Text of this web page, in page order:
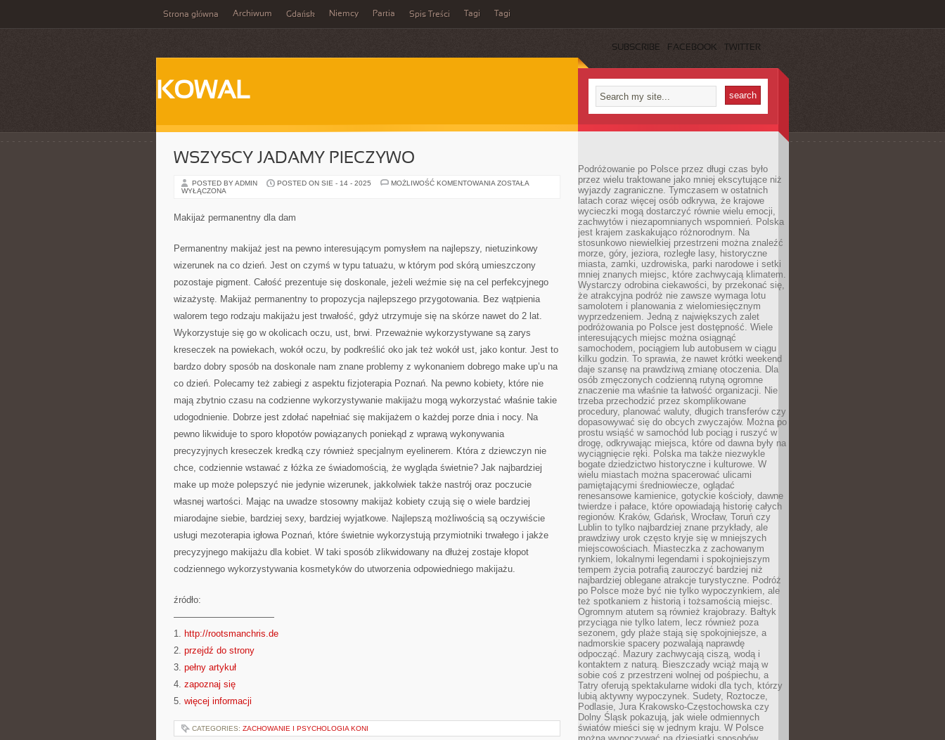
Strona główna Archiwum Gdańsk Niemcy Partia Spis Treści Tagi Tagi
SUBSCRIBE FACEBOOK TWITTER
KOWAL
WSZYSCY JADAMY PIECZYWO
POSTED BY ADMIN POSTED ON SIE - 14 - 2025 MOŻLIWOŚĆ KOMENTOWANIA WSZYSCY
ZOSTAŁA
WYŁĄCZONA
Makijaż permanentny dla dam
Permanentny makijaż jest na pewno interesującym pomysłem na najlepszy, nietuzinkowy
wizerunek na co dzień. Jest on czymś w typu tatuażu, w którym pod skórą umieszczony
pozostaje pigment. Całość prezentuje się doskonale, jeżeli weźmie się na cel perfekcyjnego
wizażystę. Makijaż permanentny to propozycja najlepszego przygotowania. Bez wątpienia
walorem tego rodzaju makijażu jest trwałość, gdyż utrzymuje się na skórze nawet do 2 lat.
Wykorzystuje się go w okolicach oczu, ust, brwi. Przeważnie wykorzystywane są zarys
kreseczek na powiekach, wokół oczu, by podkreślić oko jak też wokół ust, jako kontur. Jest to
bardzo dobry sposób na doskonale nam znane problemy z wykonaniem dobrego make up’u na
co dzień. Polecamy też zabiegi z aspektu fizjoterapia Poznań. Na pewno kobiety, które nie
mają zbytnio czasu na codzienne wykorzystywanie makijażu mogą wykorzystać właśnie takie
udogodnienie. Dobrze jest zdołać napełniać się makijażem o każdej porze dnia i nocy. Na
pewno likwiduje to sporo kłopotów powiązanych poniekąd z wprawą wykonywania
precyzyjnych kreseczek kredką czy również specjalnym eyelinerem. Która z dziewczyn nie
chce, codziennie wstawać z łóżka ze świadomością, że wygląda świetnie? Jak najbardziej
make up może polepszyć nie jedynie wizerunek, jakkolwiek także nastrój oraz poczucie
własnej wartości. Mając na uwadze stosowny makijaż kobiety czują się o wiele bardziej
miarodajne siebie, bardziej sexy, bardziej wyjatkowe. Najlepszą możliwością są oczywiście
usługi mezoterapia igłowa Poznań, które świetnie wykorzystują przymiotniki trwałego i jakże
precyzyjnego makijażu dla kobiet. W taki sposób zlikwidowany na dłużej zostaje kłopot
codziennego wykorzystywania kosmetyków do utworzenia odpowiedniego makijażu.
źródło:
———————————
1. http://rootsmanchris.de
2. przejdź do strony
3. pełny artykuł
4. zapoznaj się
5. więcej informacji
CATEGORIES: ZACHOWANIE I PSYCHOLOGIA KONI
Podróżowanie po Polsce przez długi czas było
przez wielu traktowane jako mniej ekscytujące niż
wyjazdy zagraniczne. Tymczasem w ostatnich
latach coraz więcej osób odkrywa, że krajowe
wycieczki mogą dostarczyć równie wielu emocji,
zachwytów i niezapomnianych wspomnień. Polska
jest krajem zaskakująco różnorodnym. Na
stosunkowo niewielkiej przestrzeni można znaleźć
morze, góry, jeziora, rozległe lasy, historyczne
miasta, zamki, uzdrowiska, parki narodowe i setki
mniej znanych miejsc, które zachwycają klimatem.
Wystarczy odrobina ciekawości, by przekonać się,
że atrakcyjna podróż nie zawsze wymaga lotu
samolotem i planowania z wielomiesięcznym
wyprzedzeniem. Jedną z największych zalet
podróżowania po Polsce jest dostępność. Wiele
interesujących miejsc można osiągnąć
samochodem, pociągiem lub autobusem w ciągu
kilku godzin. To sprawia, że nawet krótki weekend
daje szansę na prawdziwą zmianę otoczenia. Dla
osób zmęczonych codzienną rutyną ogromne
znaczenie ma właśnie ta łatwość organizacji. Nie
trzeba przechodzić przez skomplikowane
procedury, planować waluty, długich transferów czy
dopasowywać się do obcych zwyczajów. Można po
prostu wsiąść w samochód lub pociąg i ruszyć w
drogę, odkrywając miejsca, które od dawna były na
wyciągnięcie ręki. Polska ma także niezwykle
bogate dziedzictwo historyczne i kulturowe. W
wielu miastach można spacerować ulicami
pamiętającymi średniowiecze, oglądać
renesansowe kamienice, gotyckie kościoły, dawne
twierdze i pałace, które opowiadają historię całych
regionów. Kraków, Gdańsk, Wrocław, Toruń czy
Lublin to tylko najbardziej znane przykłady, ale
prawdziwy urok często kryje się w mniejszych
miejscowościach. Miasteczka z zachowanym
rynkiem, lokalnymi legendami i spokojniejszym
tempem życia potrafią zauroczyć bardziej niż
najbardziej oblegane atrakcje turystyczne. Podróż
po Polsce może być nie tylko wypoczynkiem, ale
też spotkaniem z historią i tożsamością miejsc.
Ogromnym atutem są również krajobrazy. Bałtyk
przyciąga nie tylko latem, lecz również poza
sezonem, gdy plaże stają się spokojniejsze, a
nadmorskie spacery pozwalają naprawdę
odpocząć. Mazury zachwycają ciszą, wodą i
kontaktem z naturą. Bieszczady wciąż mają w
sobie coś z przestrzeni wolnej od pośpiechu, a
Tatry oferują spektakularne widoki dla tych, którzy
lubią aktywny wypoczynek. Sudety, Roztocze,
Podlasie, Jura Krakowsko-Częstochowska czy
Dolny Śląsk pokazują, jak wiele odmiennych
światów mieści się w jednym kraju. W Polsce